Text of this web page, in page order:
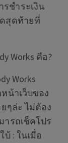
ชำระเงิน
สุดท้ายที่
Works คือ?
Works
น้าเว็บของ
ๆล่ะ ไม่ต้อง
รถเช็คโปร
: ในเมื่อ